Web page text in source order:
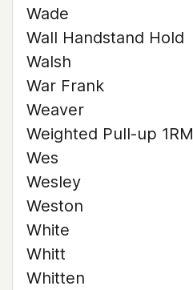
Wade
Wall Handstand Hold
Walsh
War Frank
Weaver
Weighted Pull-up 1RM
Wes
Wesley
Weston
White
Whitt
Whitten